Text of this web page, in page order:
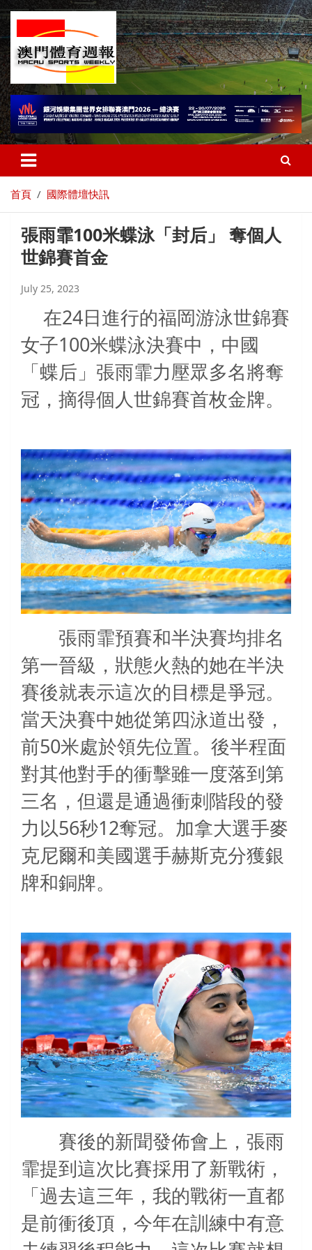
首頁 國際體壇快訊
張雨霏100米蝶泳「封后」 奪個人
世錦賽首金
July 25, 2023
在24 日進行的福岡游泳世錦賽
女子100米蝶泳決賽中，中國
「蝶后」張雨霏力壓眾多名將奪
冠，摘得個人世錦賽首枚金牌。
張雨霏預賽和半決賽均排名
第一晉級，狀態火熱的她在半決
賽後就表示這次的目標是爭冠。
當天決賽中她從第四泳道出發，
前50米處於領先位置。後半程面
對其他對手的衝擊雖一度落到第
三名，但還是通過衝刺階段的發
力以56秒12奪冠。加拿大選手麥
克尼爾和美國選手赫斯克分獲銀
牌和銅牌。
賽後的新聞發佈會上，張雨
霏提到這次比賽採用了新戰術，
「過去這三年，我的戰術一直都
是前衝後頂，今年在訓練中有意